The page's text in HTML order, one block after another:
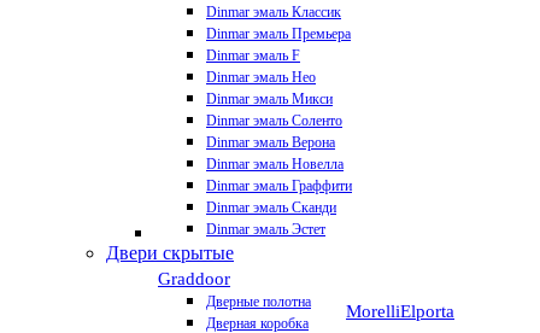
Dinmar эмаль Классик
Dinmar эмаль Премьера
Dinmar эмаль F
Dinmar эмаль Нео
Dinmar эмаль Микси
Dinmar эмаль Соленто
Dinmar эмаль Верона
Dinmar эмаль Новелла
Dinmar эмаль Граффити
Dinmar эмаль Сканди
Dinmar эмаль Эстет
Двери скрытые
Graddoor
Дверные полотна
Дверная коробка
MorelliElporta